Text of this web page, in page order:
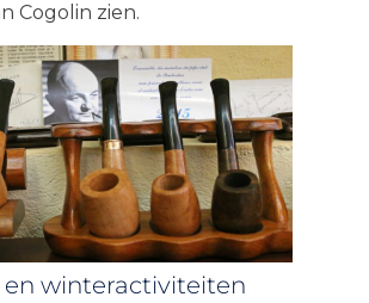
Cogolin zien.
winteractiviteiten